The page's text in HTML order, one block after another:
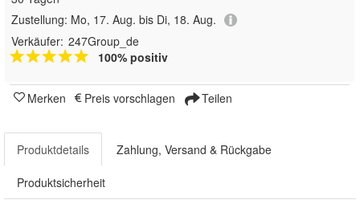
Zustellung: Mo, 17. Aug. bis Di, 18. Aug.
Verkäufer: 247Group_de
100% positiv
Merken Preis vorschlagen Teilen
Produktdetails Zahlung, Versand & Rückgabe
Produktsicherheit